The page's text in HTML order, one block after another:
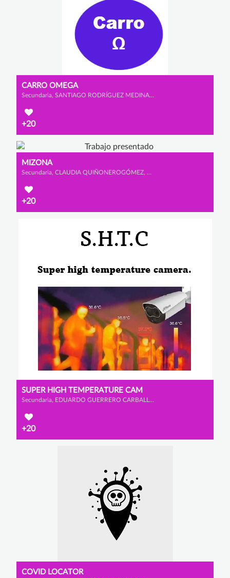
CARRO OMEGA
Secundaria, SANTIAGO RODRÍGUEZ MEDINA, VICTOR VALENCIA MANZANO y ALEJANDRO GARCÍA BERMEJO
+20
MIZONA
Secundaria, CLAUDIA QUIÑONEROGÓMEZ, MACARENA CANO CALDERÓN y SOFÍA GONZÁLEZ OLMEDO
+20
SUPER HIGH TEMPERATURE CAM
Secundaria, EDUARDO GUERRERO CARBALLO, ALEJANDRO CALLEJA GALVÁN y CHRISTIAN GARCÍA BASTARDO
+20
COVID LOCATOR